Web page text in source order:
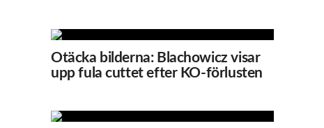
Otäcka bilderna: Blachowicz visar
upp fula cuttet efter KO-förlusten